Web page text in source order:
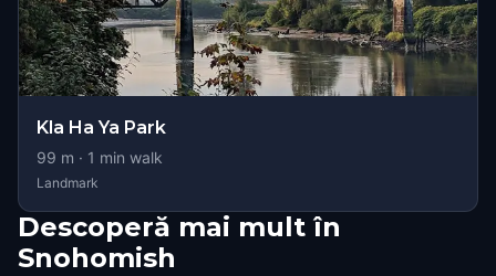
Kla Ha Ya Park
99 m · 1 min walk
Landmark
Descoperă mai mult în
Snohomish